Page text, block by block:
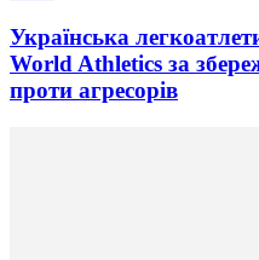
Українська
World Athletics за
проти агресорів